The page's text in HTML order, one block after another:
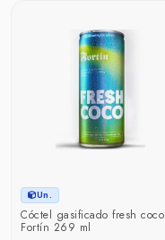
Un.
Cóctel gasificado fresh coco
Fortín 269 ml